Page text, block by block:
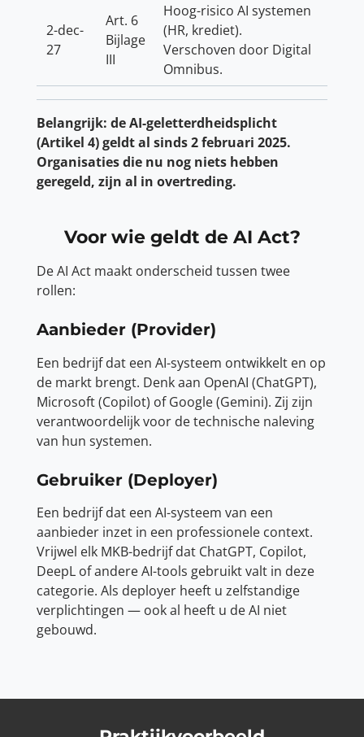
2-dec-
27
Art. 6
Bijlage
III
Hoog-risico AI systemen
(HR, krediet).
Verschoven door Digital
Omnibus.
Belangrijk: de AI-geletterdheidsplicht
(Artikel 4) geldt al sinds 2 februari 2025.
Organisaties die nu nog niets hebben
geregeld, zijn al in overtreding.
Voor wie geldt de AI Act?
De AI Act maakt onderscheid tussen twee
rollen:
Aanbieder (Provider)
Een bedrijf dat een AI-systeem ontwikkelt en op
de markt brengt. Denk aan OpenAI (ChatGPT),
Microsoft (Copilot) of Google (Gemini). Zij zijn
verantwoordelijk voor de technische naleving
van hun systemen.
Gebruiker (Deployer)
Een bedrijf dat een AI-systeem van een
aanbieder inzet in een professionele context.
Vrijwel elk MKB-bedrijf dat ChatGPT, Copilot,
DeepL of andere AI-tools gebruikt valt in deze
categorie. Als deployer heeft u zelfstandige
verplichtingen — ook al heeft u de AI niet
gebouwd.